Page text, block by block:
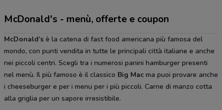
McDonald's - menù, offerte e coupon
McDonald’s è la catena di fast food americana più famosa del
mondo, con punti vendita in tutte le principali città italiane e anche
nei piccoli centri. Scegli tra i numerosi panini hamburger presenti
nel menù. Il più famoso è il classico Big Mac ma puoi provare anche
i cheeseburger e per i menu per i più piccoli. Carne di manzo cotta
alla griglia per un sapore irresistibile.